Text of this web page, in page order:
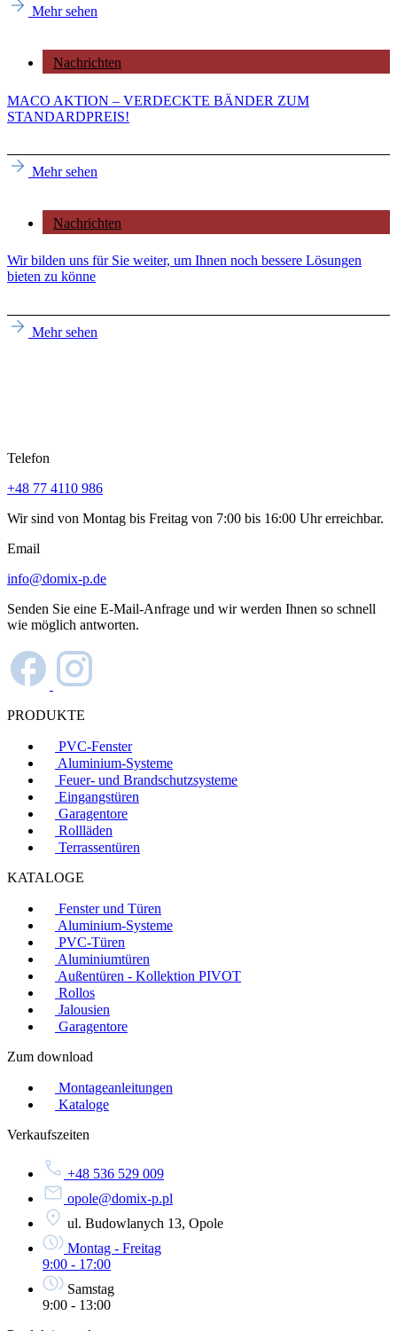
Mehr sehen
Nachrichten
MACO AKTION – VERDECKTE BÄNDER ZUM
STANDARDPREIS!
Mehr sehen
Nachrichten
Wir bilden uns für Sie weiter, um Ihnen noch bessere Lösungen
bieten zu könne
Mehr sehen
Telefon
+48 77 4110 986
Wir sind von Montag bis Freitag von 7:00 bis 16:00 Uhr erreichbar.
Email
info@domix-p.de
Senden Sie eine E-Mail-Anfrage und wir werden Ihnen so schnell
wie möglich antworten.
PRODUKTE
PVC-Fenster
Aluminium-Systeme
Feuer- und Brandschutzsysteme
Eingangstüren
Garagentore
Rollläden
Terrassentüren
KATALOGE
Fenster und Türen
Aluminium-Systeme
PVC-Türen
Aluminiumtüren
Außentüren - Kollektion PIVOT
Rollos
Jalousien
Garagentore
Zum download
Montageanleitungen
Kataloge
Verkaufszeiten
+48 536 529 009
opole@domix-p.pl
ul. Budowlanych 13, Opole
Montag - Freitag
9:00 - 17:00
Samstag
9:00 - 13:00